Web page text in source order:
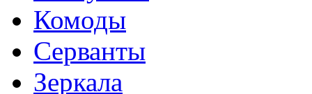
Комоды
Серванты
Зеркала